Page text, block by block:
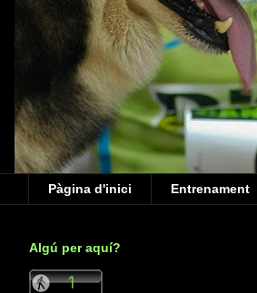
Pàgina d'inici Entrenament
Algú per aquí?